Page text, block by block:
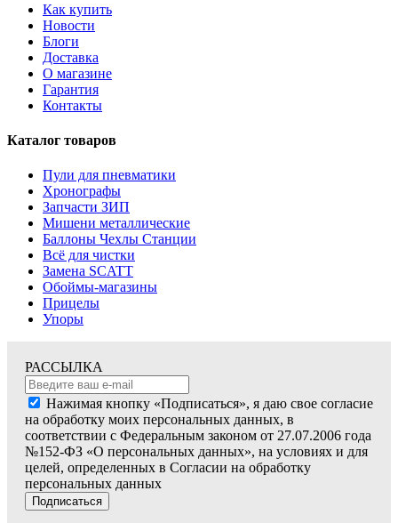
Как купить
Новости
Блоги
Доставка
О магазине
Гарантия
Контакты
Каталог товаров
Пули для пневматики
Хронографы
Запчасти ЗИП
Мишени металлические
Баллоны Чехлы Станции
Всё для чистки
Замена SCATT
Обоймы-магазины
Прицелы
Упоры
РАССЫЛКА
Нажимая кнопку «Подписаться», я даю свое согласие
на обработку моих персональных данных, в
соответствии с Федеральным законом от 27.07.2006 года
№152-ФЗ «О персональных данных», на условиях и для
целей, определенных в Согласии на обработку
персональных данных
Подписаться